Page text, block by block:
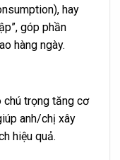
hay
góp phần
hàng ngày.
chú trọng tăng cơ
anh/chị xây
hiệu quả.